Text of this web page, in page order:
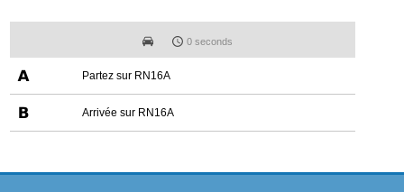
0 seconds
Partez sur RN16A
Arrivée sur RN16A